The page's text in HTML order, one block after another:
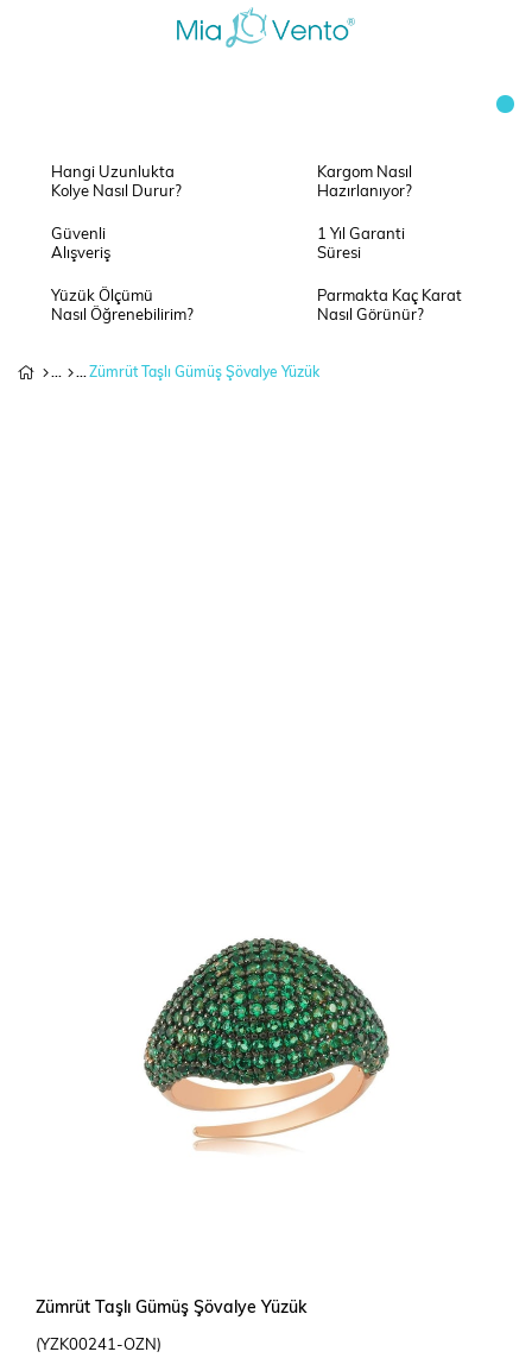
Hangi Uzunlukta
Kolye Nasıl Durur?
Kargom Nasıl
Hazırlanıyor?
Güvenli
Alışveriş
1 Yıl Garanti
Süresi
Yüzük Ölçümü
Nasıl Öğrenebilirim?
Parmakta Kaç Karat
Nasıl Görünür?
Zümrüt Taşlı Gümüş Şövalye Yüzük
Zümrüt Taşlı Gümüş Şövalye Yüzük
(YZK00241-OZN)